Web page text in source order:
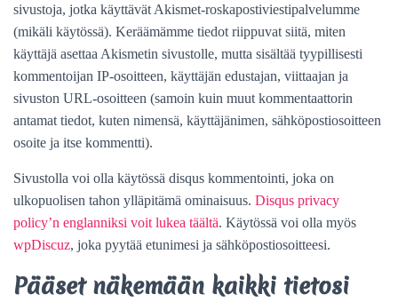
sivustoja, jotka käyttävät Akismet-roskapostiviestipalvelumme
(mikäli käytössä). Keräämämme tiedot riippuvat siitä, miten
käyttäjä asettaa Akismetin sivustolle, mutta sisältää tyypillisesti
kommentoijan IP-osoitteen, käyttäjän edustajan, viittaajan ja
sivuston URL-osoitteen (samoin kuin muut kommentaattorin
antamat tiedot, kuten nimensä, käyttäjänimen, sähköpostiosoitteen
osoite ja itse kommentti).
Sivustolla voi olla käytössä disqus kommentointi, joka on
ulkopuolisen tahon ylläpitämä ominaisuus. Disqus privacy
policy’n englanniksi voit lukea täältä. Käytössä voi olla myös
wpDiscuz, joka pyytää etunimesi ja sähköpostiosoitteesi.
Pääset näkemään kaikki tietosi